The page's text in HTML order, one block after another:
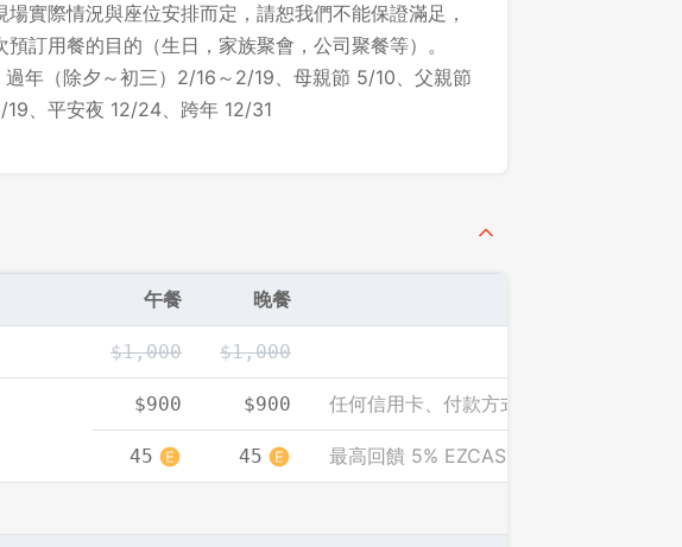
場實際情況與座位安排而定，請恕我們不能保證滿足，
訂用餐的目的（生日，家族聚會，公司聚餐等）。
年（除夕～初三）2/16～2/19、母親節 5/10、父親節
、平安夜 12/24、跨年 12/31
午餐 晚餐
$1,000 $1,000
$900 $900 任何信用卡、付款方式皆可享此優惠價
45 45 最高回饋 5% EZCASH